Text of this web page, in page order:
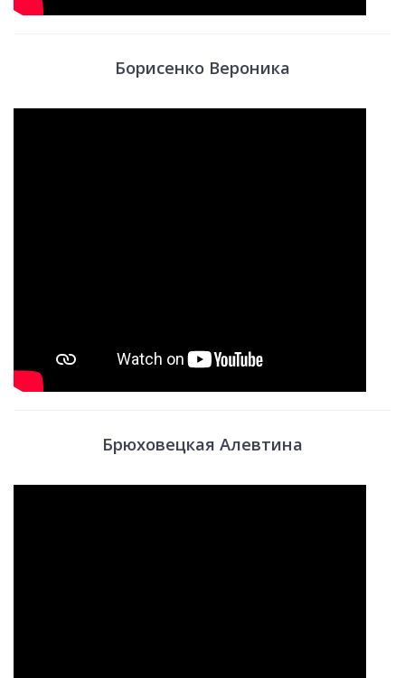
Борисенко Вероника
Брюховецкая Алевтина